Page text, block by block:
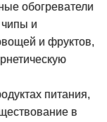
обогреватели
и
и фруктов,
питания,
в